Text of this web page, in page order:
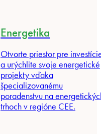
Energetika
Otvorte priestor pre
a urýchlite svoje energetické
projekty vďaka
špecializovanému
poradenstvu na
trhoch v regióne CEE.